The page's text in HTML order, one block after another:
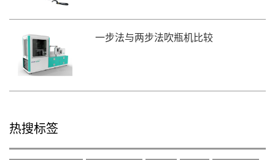
一步法与两步法吹瓶机比较
热搜标签